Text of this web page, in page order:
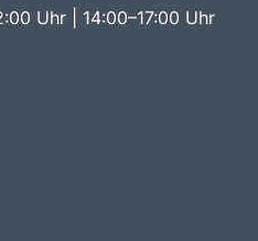
Uhr | 14:00–17:00 Uhr